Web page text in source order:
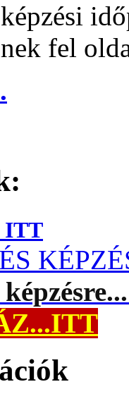
fel
ITT